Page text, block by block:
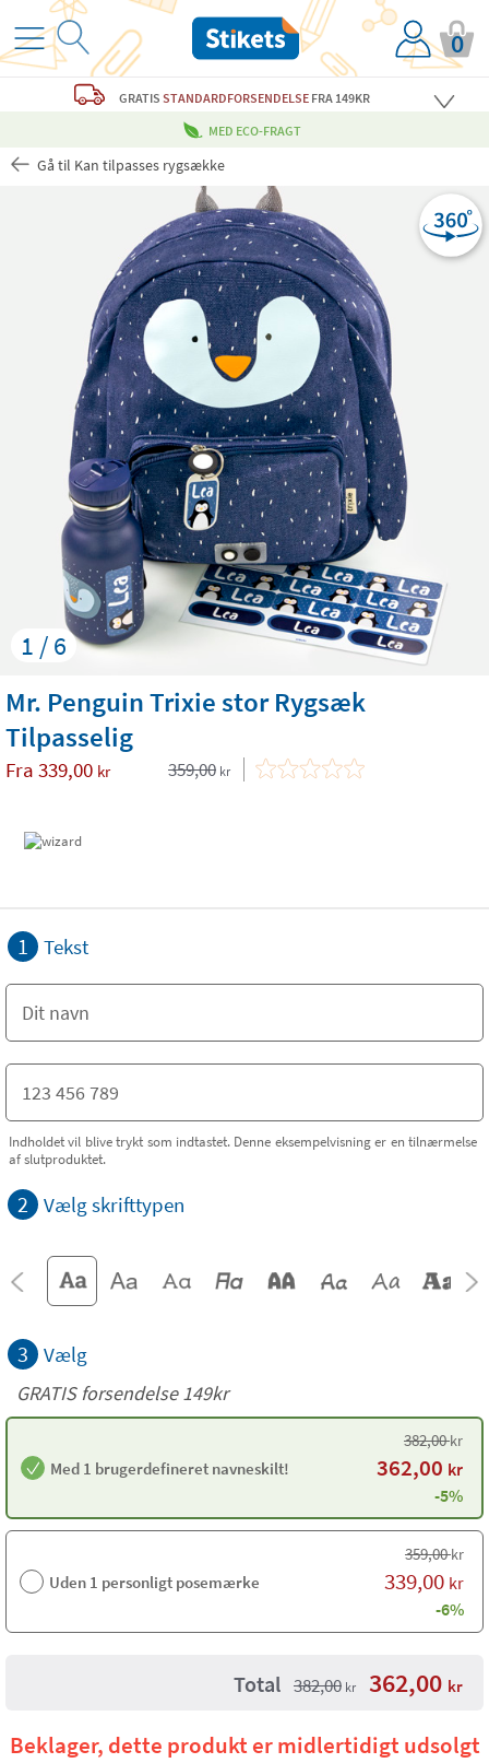
0
GRATISSTANDARDFORSENDELSE FRA 149KR
MED ECO-FRAGT
Gå til Kan tilpasses rygsække
1 / 6
Mr. Penguin Trixie stor Rygsæk
Tilpasselig
Fra 339,00 kr 359,00 kr
1 Tekst
Indholdet vil blive trykt som indtastet. Denne eksempelvisning er en tilnærmelse
af slutproduktet.
2 Vælg skrifttypen
3 Vælg
GRATIS forsendelse 149kr
Med 1 brugerdefineret navneskilt!
382,00kr
362,00 kr
-5%
Uden 1 personligt posemærke
359,00kr
339,00 kr
-6%
Total 382,00 kr 362,00 kr
Beklager, dette produkt er midlertidigt udsolgt